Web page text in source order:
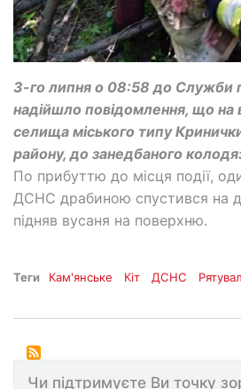
3-го липня о 08:58 до Служби
надійшло повідомлення, що на
селища міського типу
району, до занедбаного
По прибуттю до місця події,
ДСНС драбиною спустився на
підняв вусаня на поверхню.
Теги Кам'янське Кіт ДСНС
Чи підтримуєте Ви точку